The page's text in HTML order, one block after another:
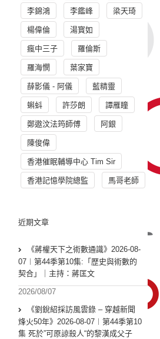
李錦鴻 李鑑峰 梁天琦
楊偉倫 湯寳如
瘋中三子 羅倫斯
羅海憫 葉家寶
薛影儀 - 阿儀 藍精靈
蝌蚪 許莎朗 譚雁瞳
鄭遨汶法筠師傅 阿銀
陳俊偉
香港催眠輔導中心 Tim Sir
香港記憶學院總監 馬哥老師
近期文章
《蔣權天下之術數通識》2026-08-
07︱第44季第10集:「歴史與術數的
契合」｜主持：蔣匡文
2026/08/07
《劉銳紹採訪風雲錄 – 穿越新聞
烽火50年》2026-08-07︱第44季第10
集 死於”可原諒殺人“的黎漢成父子